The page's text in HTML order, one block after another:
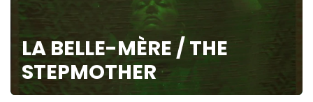
LA BELLE-MÈRE / THE
STEPMOTHER